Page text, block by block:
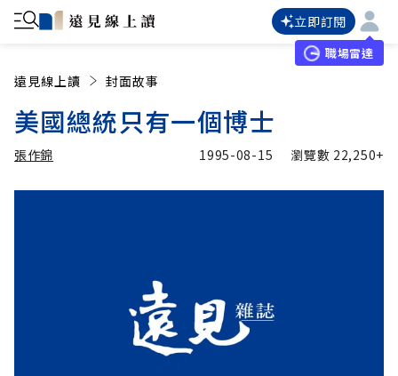
立即訂閱
職場雷達
遠見線上讀 封面故事
美國總統只有一個博士
張作錦 1995-08-15 瀏覽數 22,250+